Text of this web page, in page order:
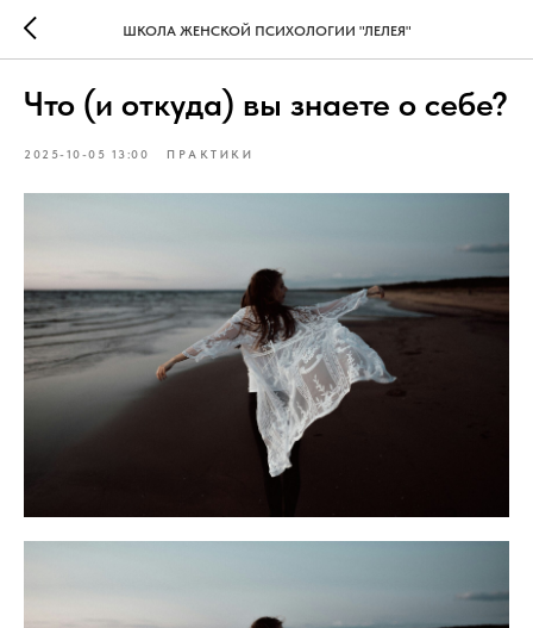
ШКОЛА ЖЕНСКОЙ ПСИХОЛОГИИ "ЛЕЛЕЯ"
Что (и откуда) вы знаете о себе?
2025-10-05 13:00 ПРАКТИКИ